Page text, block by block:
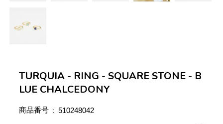
TURQUIA - RING - SQUARE STONE - B
LUE CHALCEDONY
商品番号 510248042